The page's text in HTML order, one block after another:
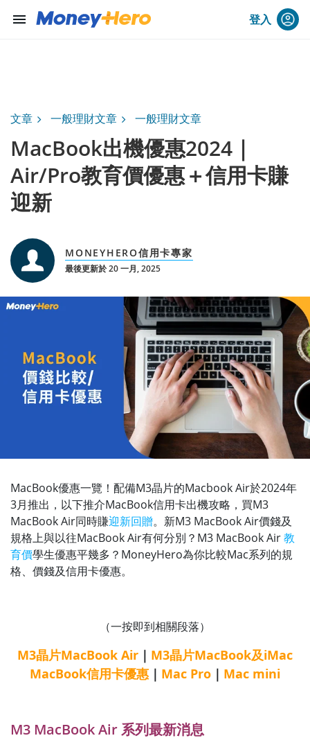
menu 登入
文章 一般理財文章 一般理財文章
MacBook出機優惠2024｜
Air/Pro教育價優惠＋信用卡賺
迎新
MONEYHERO信用卡專家
最後更新於 20 一月, 2025
MacBook優惠一覽！配備M3晶片的Macbook Air於2024年
3月推出，以下推介MacBook信用卡出機攻略，買M3
MacBook Air同時賺迎新回贈。新M3 MacBook Air價錢及
規格上與以往MacBook Air有何分別？M3 MacBook Air教
育價學生優惠平幾多？MoneyHero為你比較Mac系列的規
格、價錢及信用卡優惠。
（一按即到相關段落）
M3晶片MacBook Air ｜ M3晶片MacBook及iMac
MacBook信用卡優惠 ｜ Mac Pro ｜ Mac mini
M3 MacBook Air 系列最新消息